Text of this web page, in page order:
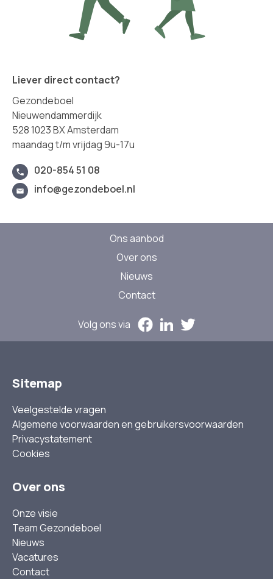
Liever direct contact?
Gezondeboel
Nieuwendammerdijk
528 1023 BX Amsterdam
maandag t/m vrijdag 9u-17u
020-854 51 08
info@gezondeboel.nl
Ons aanbod
Over ons
Nieuws
Contact
Volg ons via
Sitemap
Veelgestelde vragen
Algemene voorwaarden en gebruikersvoorwaarden
Privacystatement
Cookies
Over ons
Onze visie
Team Gezondeboel
Nieuws
Vacatures
Contact